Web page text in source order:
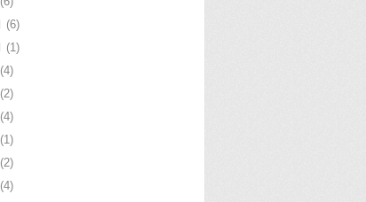
(6)
(1)
(4)
(2)
(4)
(1)
(2)
(4)